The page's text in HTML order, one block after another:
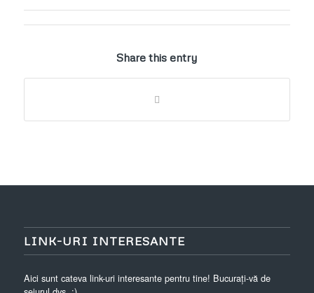
Share this entry
LINK-URI INTERESANTE
Aici sunt cateva link-uri interesante pentru tine! Bucurați-vă de